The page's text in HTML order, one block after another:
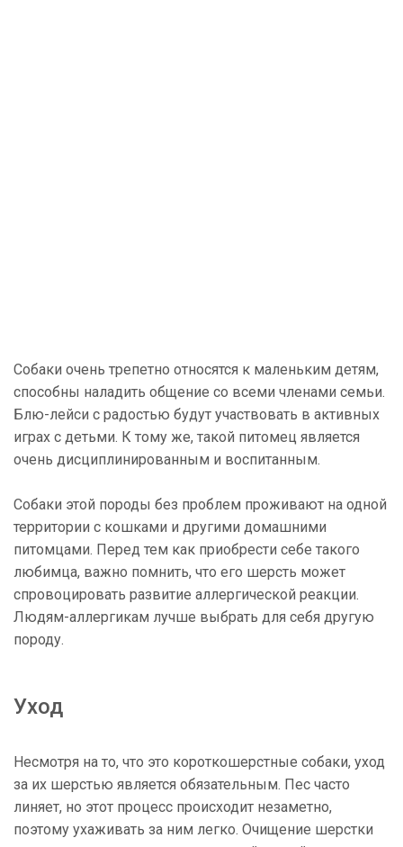
Собаки очень трепетно относятся к маленьким детям,
способны наладить общение со всеми членами семьи.
Блю-лейси с радостью будут участвовать в активных
играх с детьми. К тому же, такой питомец является
очень дисциплинированным и воспитанным.
Собаки этой породы без проблем проживают на одной
территории с кошками и другими домашними
питомцами. Перед тем как приобрести себе такого
любимца, важно помнить, что его шерсть может
спровоцировать развитие аллергической реакции.
Людям-аллергикам лучше выбрать для себя другую
породу.
Уход
Несмотря на то, что это короткошерстные собаки, уход
за их шерстью является обязательным. Пес часто
линяет, но этот процесс происходит незаметно,
поэтому ухаживать за ним легко. Очищение шерстки